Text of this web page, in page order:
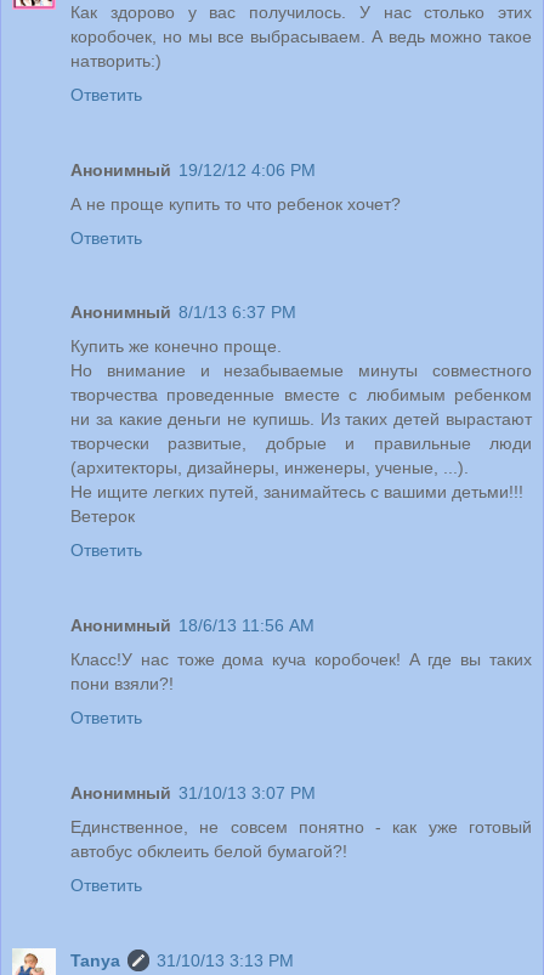
Как здорово у вас получилось. У нас столько этих
коробочек, но мы все выбрасываем. А ведь можно такое
натворить:)
Ответить
Анонимный 19/12/12 4:06 PM
А не проще купить то что ребенок хочет?
Ответить
Анонимный 8/1/13 6:37 PM
Купить же конечно проще.
Но внимание и незабываемые минуты совместного
творчества проведенные вместе с любимым ребенком
ни за какие деньги не купишь. Из таких детей вырастают
творчески развитые, добрые и правильные люди
(архитекторы, дизайнеры, инженеры, ученые, ...).
Не ищите легких путей, занимайтесь с вашими детьми!!!
Ветерок
Ответить
Анонимный 18/6/13 11:56 AM
Класс!У нас тоже дома куча коробочек! А где вы таких
пони взяли?!
Ответить
Анонимный 31/10/13 3:07 PM
Единственное, не совсем понятно - как уже готовый
автобус обклеить белой бумагой?!
Ответить
Tanya
31/10/13 3:13 PM